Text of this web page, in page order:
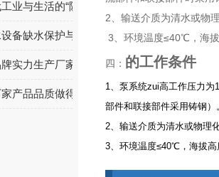
业与生活的“隐形”守护者
备缺水保护与故障自诊断功能
实力生产厂家的产品质量做得好？上海淳特
产品品质做得好？上海淳特定有一席之地
2、输送介质为清水或物
3、环境温度≤40℃，海
四： 的工作条件
1、泵系统zui高工作压力
部件和联接部件采用铸钢）
2、输送介质为清水或物理
3、环境温度≤40℃，海拔高